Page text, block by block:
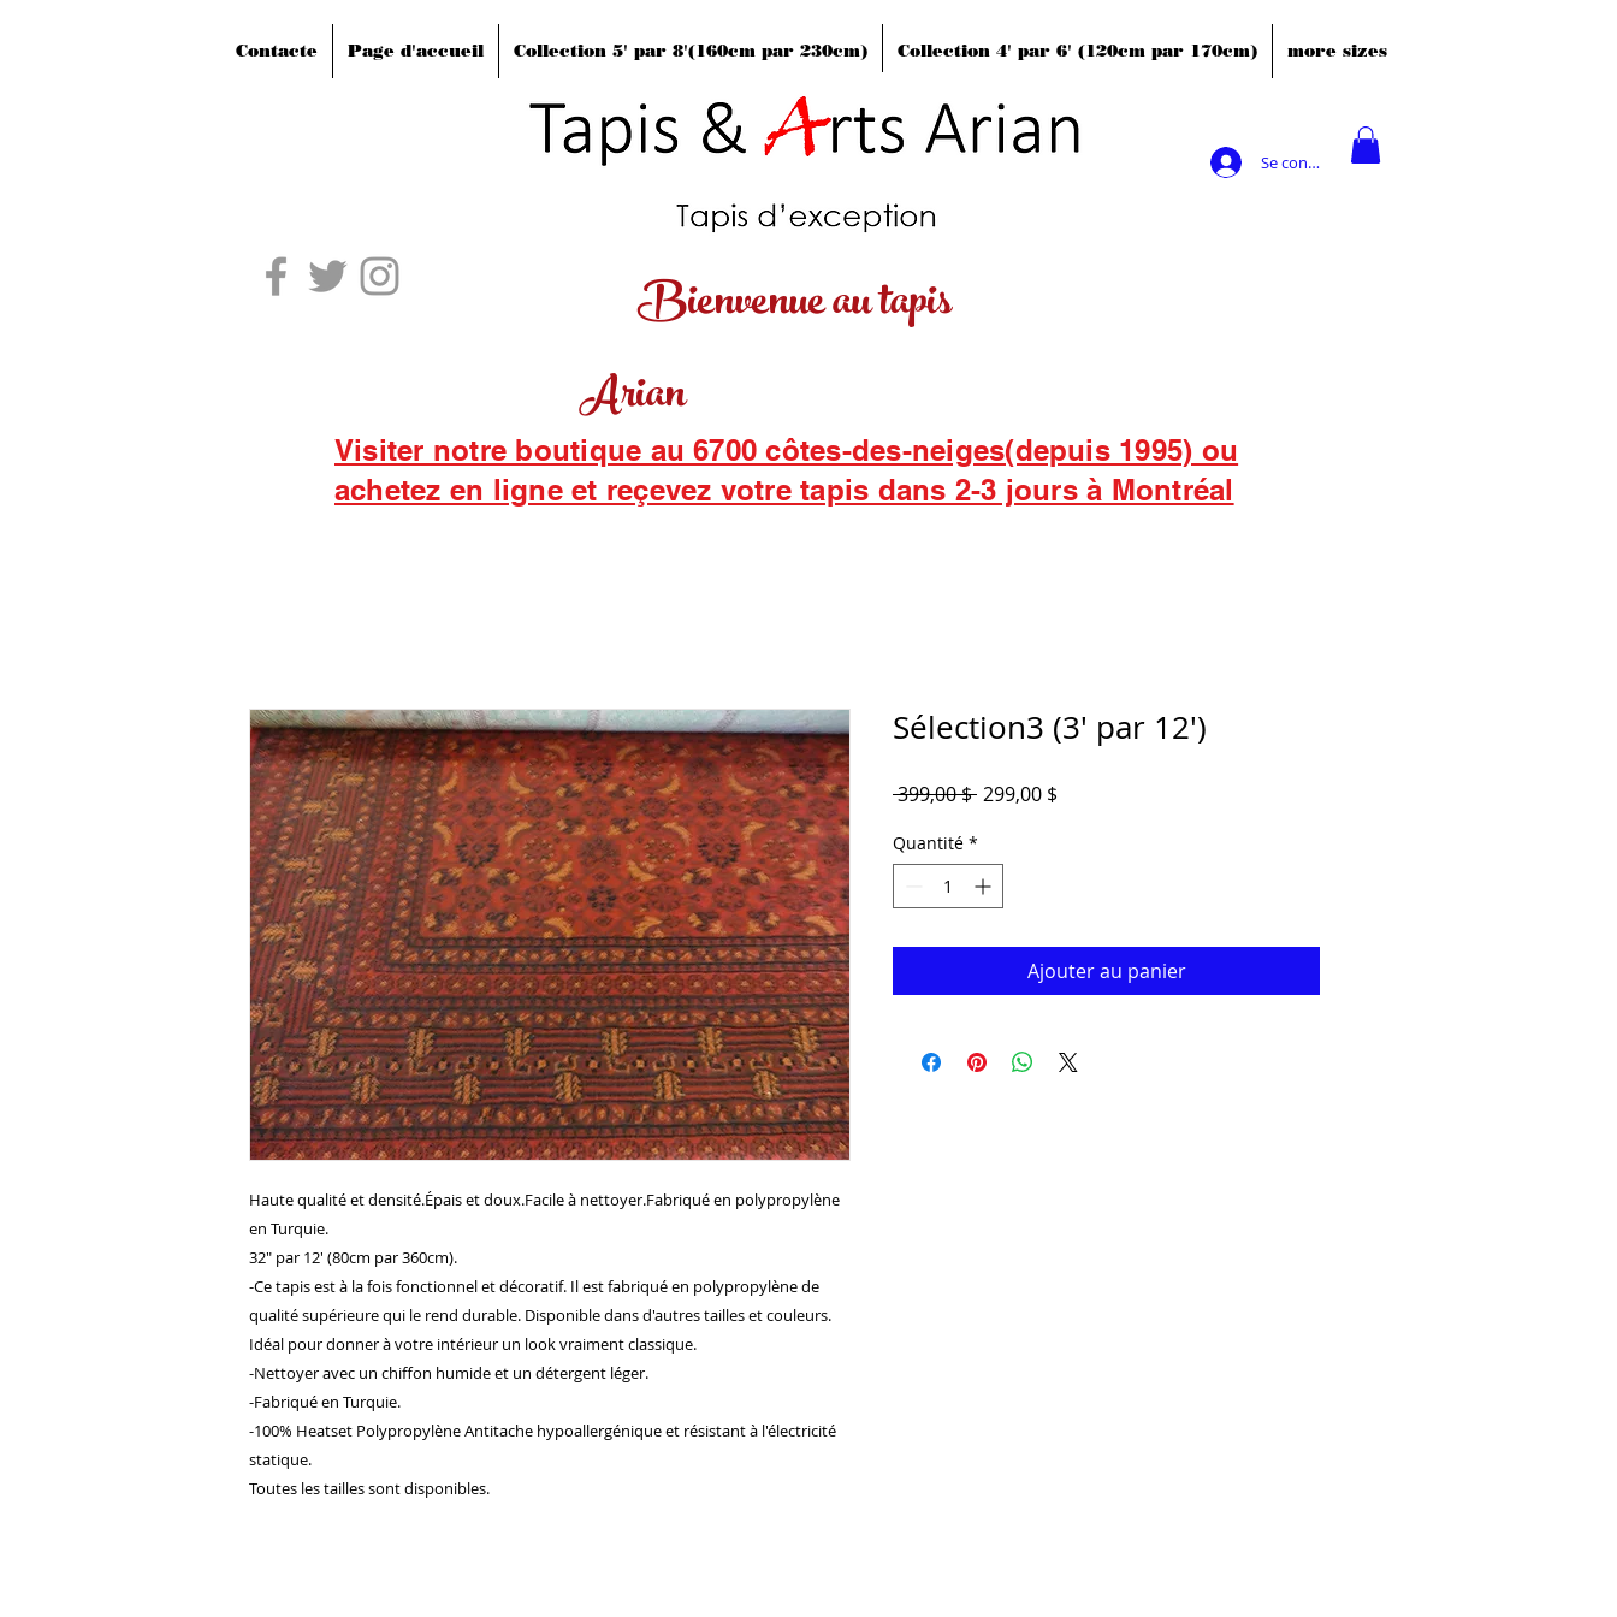
Contacte Page d'accueil Collection 5' par 8'(160cm par 230cm) Collection 4' par 6' (120cm par 170cm) more sizes
Se connecter
Bienvenue au tapis
Arian
Visiter notre boutique au 6700 côtes-des-neiges(depuis 1995) ou
achetez en ligne et reçevez votre tapis dans 2-3 jours à Montréal
Haute qualité et densité.Épais et doux.Facile à nettoyer.Fabriqué en polypropylène
en Turquie.
32" par 12' (80cm par 360cm).
-Ce tapis est à la fois fonctionnel et décoratif. Il est fabriqué en polypropylène de
qualité supérieure qui le rend durable. Disponible dans d'autres tailles et couleurs.
Idéal pour donner à votre intérieur un look vraiment classique.
-Nettoyer avec un chiffon humide et un détergent léger.
-Fabriqué en Turquie.
-100% Heatset Polypropylène Antitache hypoallergénique et résistant à l'électricité
statique.
Toutes les tailles sont disponibles.
Sélection3 (3' par 12')
399,00 $ Prix
299,00 $
Quantité *
Ajouter au panier